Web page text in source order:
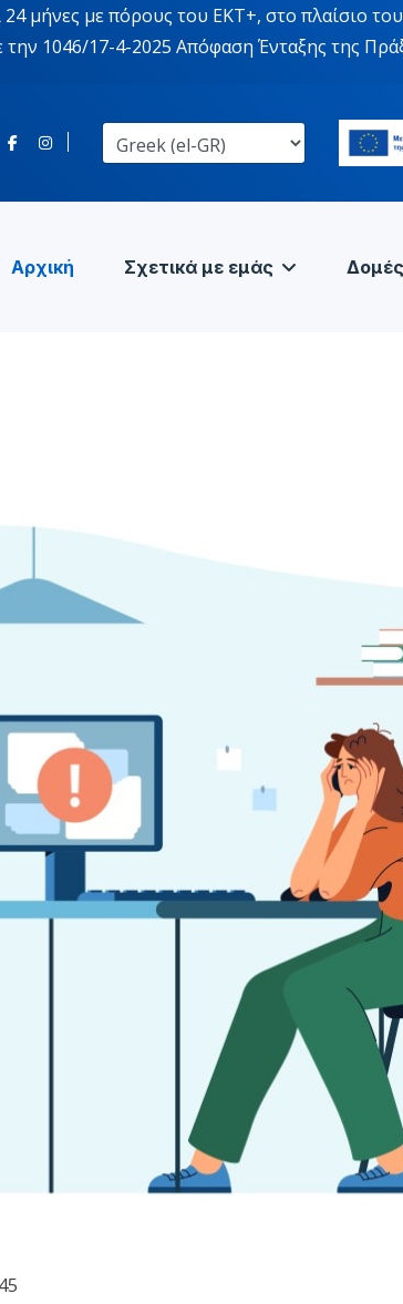
μήνες με πόρους του ΕΚΤ+, στο πλαίσιο
την 1046/17-4-2025 Απόφαση Ένταξης της
Αρχική Σχετικά με εμάς Δομές